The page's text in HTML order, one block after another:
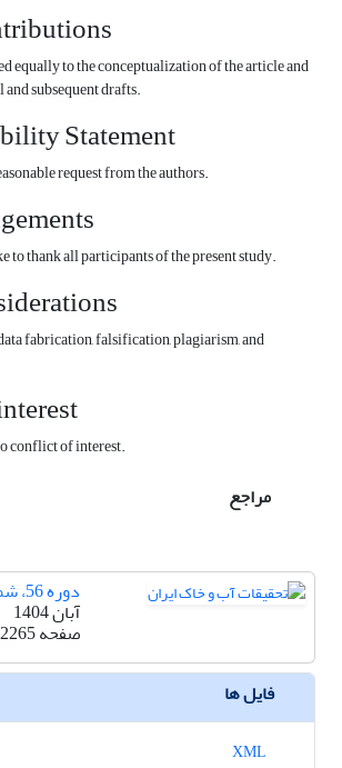
equally to the conceptualization of the article and
subsequent drafts.
Statement
request from the authors.
to thank all participants of the present study.
fabrication, falsification, plagiarism, and
conflict of interest.
مراجع
دوره 56، شماره 8
آبان 1404
صفحه
فایل ها